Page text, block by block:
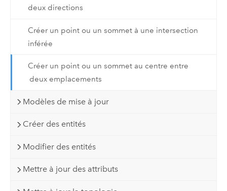
deux directions
Créer un point ou un sommet à une intersection
inférée
Créer un point ou un sommet au centre entre
deux emplacements
Modèles de mise à jour
Créer des entités
Modifier des entités
Mettre à jour des attributs